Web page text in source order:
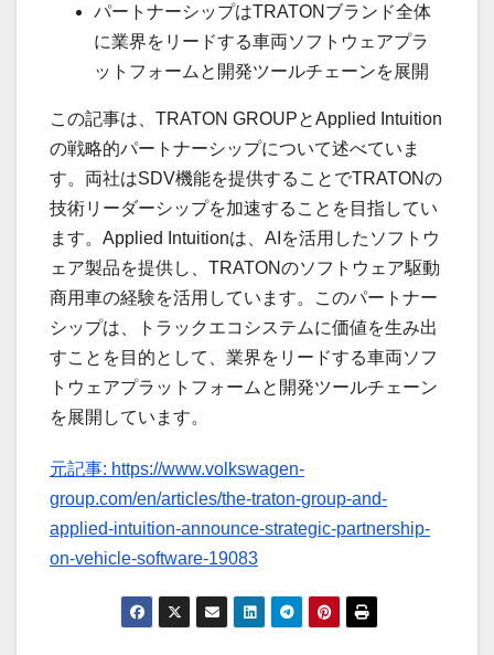
パートナーシップはTRATONブランド全体
に業界をリードする車両ソフトウェアプラ
ットフォームと開発ツールチェーンを展開
この記事は、TRATON GROUPとApplied Intuition
の戦略的パートナーシップについて述べていま
す。両社はSDV機能を提供することでTRATONの
技術リーダーシップを加速することを目指してい
ます。Applied Intuitionは、AIを活用したソフトウ
ェア製品を提供し、TRATONのソフトウェア駆動
商用車の経験を活用しています。このパートナー
シップは、トラックエコシステムに価値を生み出
すことを目的として、業界をリードする車両ソフ
トウェアプラットフォームと開発ツールチェーン
を展開しています。
元記事: https://www.volkswagen-
group.com/en/articles/the-traton-group-and-
applied-intuition-announce-strategic-partnership-
on-vehicle-software-19083